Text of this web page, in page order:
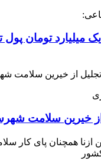
یک میلیارد تومان
از خیرین سلامت